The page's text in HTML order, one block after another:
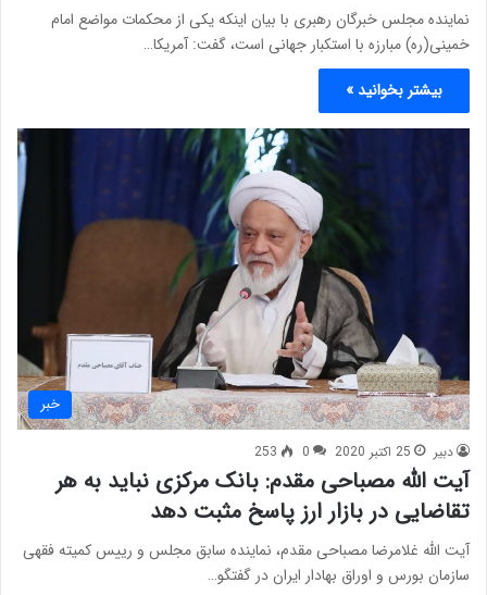
نماینده مجلس خبرگان رهبری با بیان اینکه یکی از محکمات مواضع امام
خمینی(ره) مبارزه با استکبار جهانی است، گفت: آمریکا…
بیشتر بخوانید »
خبر
دبیر 25 اکتبر 2020 0
253
آیت الله مصباحی مقدم: بانک مرکزی نباید به هر
تقاضایی در بازار ارز پاسخ مثبت دهد
آیت الله غلامرضا مصباحی مقدم، نماینده سابق مجلس و رییس کمیته فقهی
سازمان بورس و اوراق بهادار ایران در گفتگو…